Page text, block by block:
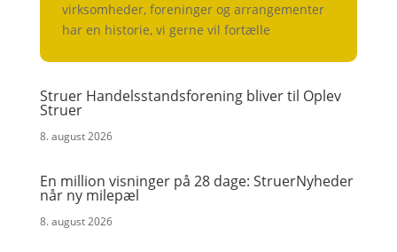
virksomheder, foreninger og arrangementer
har en historie, vi gerne vil fortælle
Struer Handelsstandsforening bliver til Oplev
Struer
8. august 2026
En million visninger på 28 dage: StruerNyheder
når ny milepæl
8. august 2026